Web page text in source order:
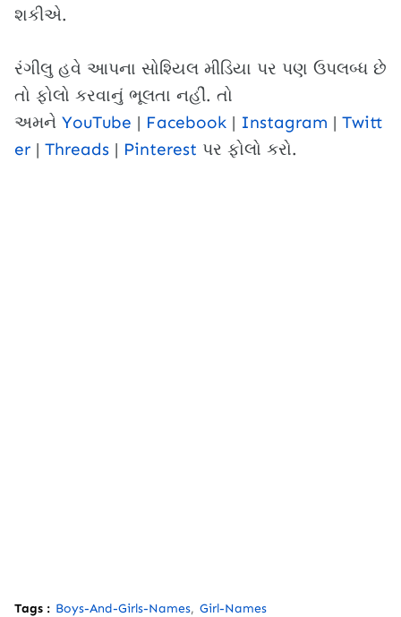
શકીએ.
રંગીલુ હવે આપના સોશ્યિલ મીડિયા પર પણ ઉપલબ્ધ છે
તો ફોલો કરવાનું ભૂલતા નહીં. તો
અમને YouTube | Facebook | Instagram | Twitt
er | Threads | Pinterest પર ફોલો કરો.
Tags : Boys-And-Girls-Names Girl-Names